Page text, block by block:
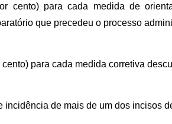
cento) para cada medida de
que precedeu o processo
cento) para cada medida corretiva
incidência de mais de um dos incisos